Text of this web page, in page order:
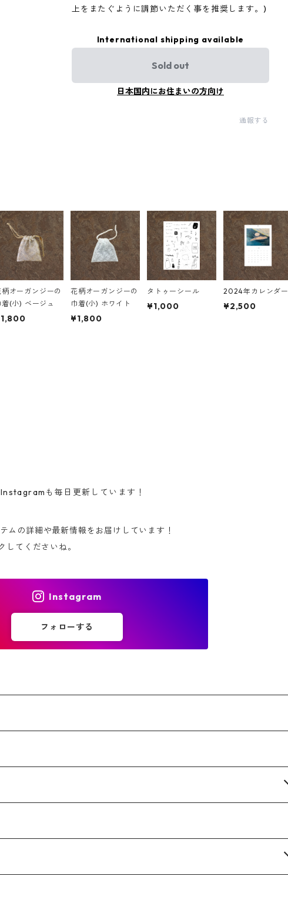
上をまたぐように調節いただく事を推奨します。)
International shipping available
Sold out
日本国内にお住まいの方向け
通報する
柄オーガンジーの
着(小) ベージュ
花柄オーガンジーの
巾着(小) ホワイト
¥1,800
タトゥーシール
¥1,000
2024年カレンダー
¥2,500
Instagramも毎日更新しています！
の詳細や最新情報をお届けしています！
てくださいね。
Instagram
フォローする